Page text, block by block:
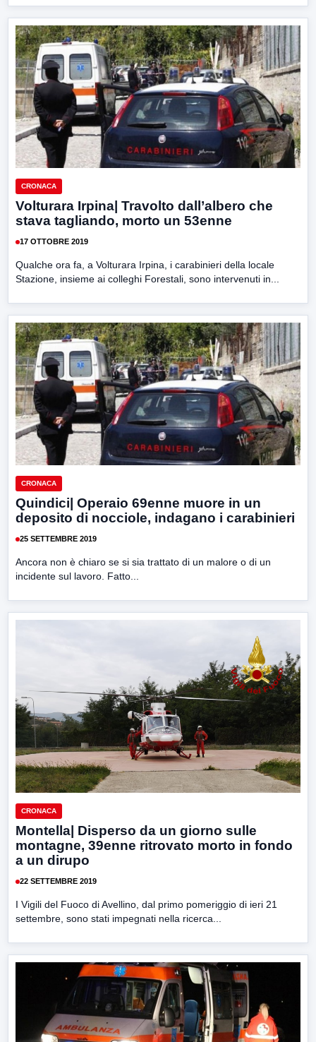
CRONACA
Volturara Irpina| Travolto dall’albero che
stava tagliando, morto un 53enne
17 OTTOBRE 2019
Qualche ora fa, a Volturara Irpina, i carabinieri della locale
Stazione, insieme ai colleghi Forestali, sono intervenuti in...
CRONACA
Quindici| Operaio 69enne muore in un
deposito di nocciole, indagano i carabinieri
25 SETTEMBRE 2019
Ancora non è chiaro se si sia trattato di un malore o di un
incidente sul lavoro. Fatto...
CRONACA
Montella| Disperso da un giorno sulle
montagne, 39enne ritrovato morto in fondo
a un dirupo
22 SETTEMBRE 2019
I Vigili del Fuoco di Avellino, dal primo pomeriggio di ieri 21
settembre, sono stati impegnati nella ricerca...